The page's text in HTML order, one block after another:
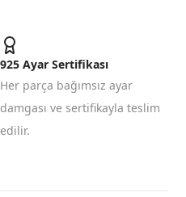
925 Ayar Sertifikası
Her parça bağımsız ayar
damgası ve sertifikayla teslim
edilir.